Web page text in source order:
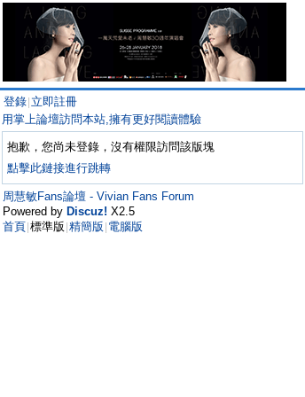
登錄 立即註冊
用掌上論壇訪問本站,擁有更好閱讀體驗
抱歉，您尚未登錄，沒有權限訪問該版塊
點擊此鏈接進行跳轉
周慧敏Fans論壇 - Vivian Fans Forum
Powered by Discuz! X2.5
首頁 標準版 精簡版 電腦版